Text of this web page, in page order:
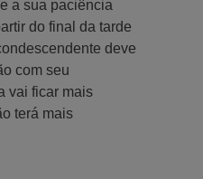
a sua paciência
do final da tarde
deve
com seu
vai ficar mais
terá mais